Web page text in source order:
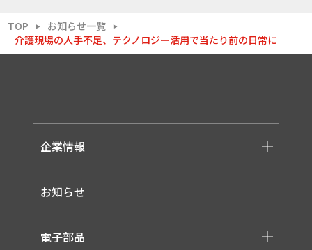
TOP ▶ お知らせ一覧 ▶
介護現場の人手不足、テクノロジー活用で当たり前の日常に
企業情報
-メッセージ・理念
-会社概要
-採用情報
お知らせ
電子部品